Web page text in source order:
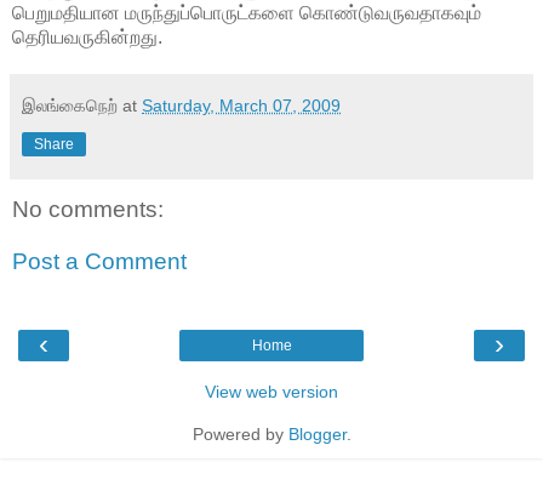
பெறுமதியான மருந்துப்பொருட்களை கொண்டுவருவதாகவும்
தெரியவருகின்றது.
இலங்கைநெற் at Saturday, March 07, 2009
Share
No comments:
Post a Comment
‹ ›
Home
View web version
Powered by Blogger.